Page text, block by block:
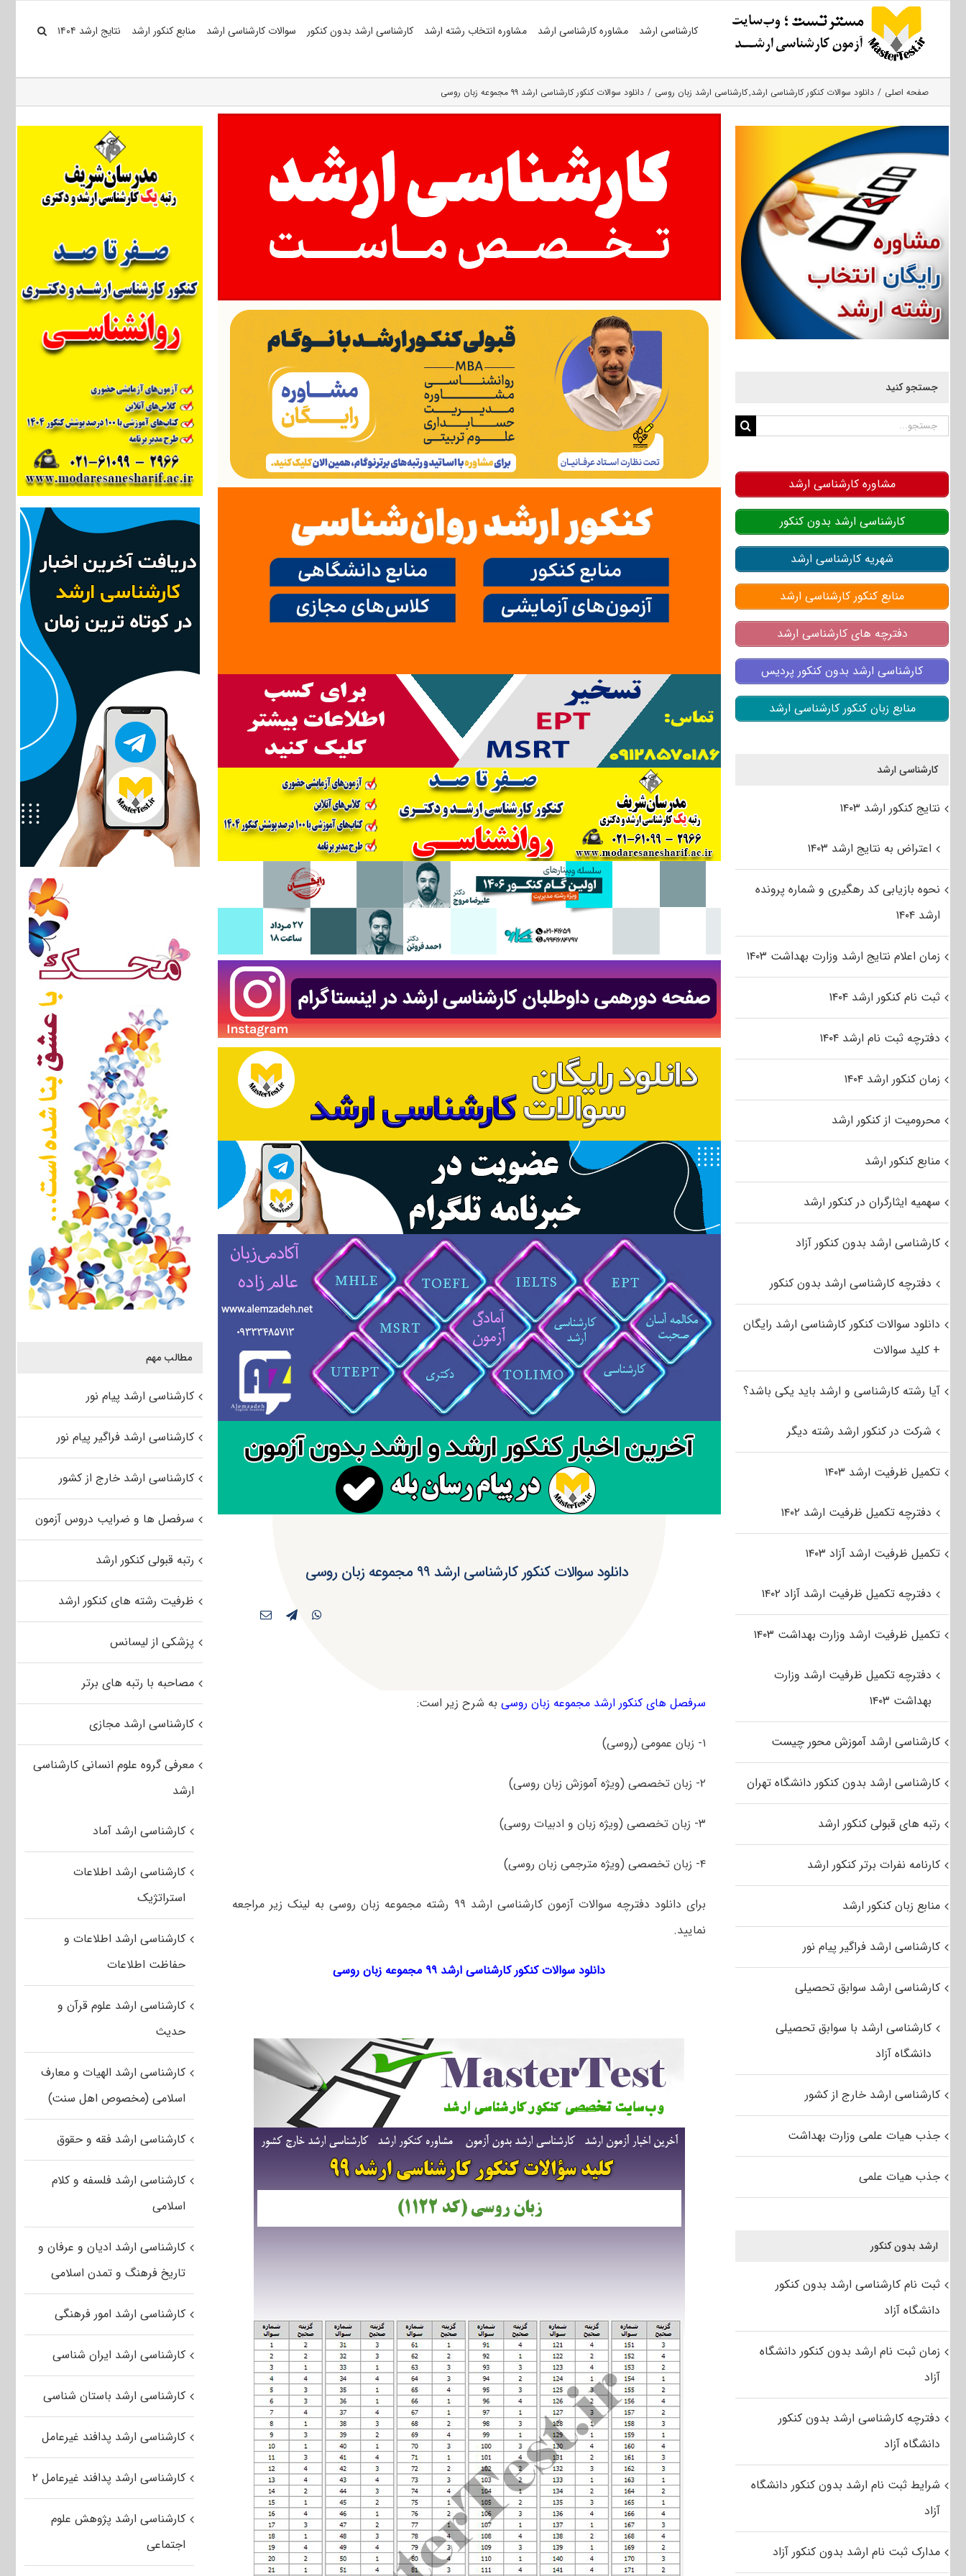
کارشناسی ارشد مشاوره کارشناسی ارشد مشاوره انتخاب رشته ارشد کارشناسی ارشد بدون کنکور سوالات کارشناسی ارشد منابع کنکور ارشد نتایج ارشد ۱۴۰۴
صفحه اصلی دانلود سوالات کنکور کارشناسی ارشد کارشناسی ارشد زبان روسی دانلود سوالات کنکور کارشناسی ارشد ۹۹ مجموعه زبان روسی
دانلود سوالات کنکور کارشناسی ارشد ۹۹ مجموعه زبان روسی
سرفصل های کنکور ارشد مجموعه زبان روسیبه شرح زیر است:
۱- زبان عمومی (روسی)
۲- زبان تخصصی (ویژه آموزش زبان روسی)
۳- زبان تخصصی (ویژه زبان و ادبیات روسی)
۴- زبان تخصصی (ویژه مترجمی زبان روسی)
برای دانلود دفترچه سوالات آزمون کارشناسی ارشد ۹۹ رشته مجموعه زبان روسی به لینک زیر مراجعه
نمایید.
دانلود سوالات کنکور کارشناسی ارشد ۹۹ مجموعه زبان روسی
مطالب مهم
کارشناسی ارشد پیام نور
کارشناسی ارشد فراگیر پیام نور
کارشناسی ارشد خارج از کشور
سرفصل ها و ضرایب دروس آزمون
رتبه قبولی کنکور ارشد
ظرفیت رشته های کنکور ارشد
پزشکی از لیسانس
مصاحبه با رتبه های برتر
کارشناسی ارشد مجازی
معرفی گروه علوم انسانی کارشناسی
ارشد
کارشناسی ارشد آماد
کارشناسی ارشد اطلاعات
استراتژیک
کارشناسی ارشد اطلاعات و
حفاظت اطلاعات
کارشناسی ارشد علوم قرآن و
حدیث
کارشناسی ارشد الهیات و معارف
اسلامی (مخصوص اهل سنت)
کارشناسی ارشد فقه و حقوق
کارشناسی ارشد فلسفه و کلام
اسلامی
کارشناسی ارشد ادیان و عرفان و
تاریخ فرهنگ و تمدن اسلامی
کارشناسی ارشد امور فرهنگی
کارشناسی ارشد ایران شناسی
کارشناسی ارشد باستان شناسی
کارشناسی ارشد پدافند غیرعامل
کارشناسی ارشد پدافند غیرعامل ۲
کارشناسی ارشد پژوهش علوم
اجتماعی
جستجو کنید
جستجو
مشاوره کارشناسی ارشد
کارشناسی ارشد بدون کنکور
شهریه کارشناسی ارشد
منابع کنکور کارشناسی ارشد
دفترچه های کارشناسی ارشد
کارشناسی ارشد بدون کنکور پردیس
منابع زبان کنکور کارشناسی ارشد
کارشناسی ارشد
نتایج کنکور ارشد ۱۴۰۳
اعتراض به نتایج ارشد ۱۴۰۳
نحوه بازیابی کد رهگیری و شماره پرونده
ارشد ۱۴۰۴
زمان اعلام نتایج ارشد وزارت بهداشت ۱۴۰۳
ثبت نام کنکور ارشد ۱۴۰۴
دفترچه ثبت نام ارشد ۱۴۰۴
زمان کنکور ارشد ۱۴۰۴
محرومیت از کنکور ارشد
منابع کنکور ارشد
سهمیه ایثارگران در کنکور ارشد
کارشناسی ارشد بدون کنکور آزاد
دفترچه کارشناسی ارشد بدون کنکور
دانلود سوالات کنکور کارشناسی ارشد رایگان
+ کلید سوالات
آیا رشته کارشناسی و ارشد باید یکی باشد؟
شرکت در کنکور ارشد رشته دیگر
تکمیل ظرفیت ارشد ۱۴۰۳
دفترچه تکمیل ظرفیت ارشد ۱۴۰۲
تکمیل ظرفیت ارشد آزاد ۱۴۰۳
دفترچه تکمیل ظرفیت ارشد آزاد ۱۴۰۲
تکمیل ظرفیت ارشد وزارت بهداشت ۱۴۰۳
دفترچه تکمیل ظرفیت ارشد وزارت
بهداشت ۱۴۰۳
کارشناسی ارشد آموزش محور چیست
کارشناسی ارشد بدون کنکور دانشگاه تهران
رتبه های قبولی کنکور ارشد
کارنامه نفرات برتر کنکور ارشد
منابع زبان کنکور ارشد
کارشناسی ارشد فراگیر پیام نور
کارشناسی ارشد سوابق تحصیلی
کارشناسی ارشد با سوابق تحصیلی
دانشگاه آزاد
کارشناسی ارشد خارج از کشور
جذب هیات علمی وزارت بهداشت
جذب هیات علمی
ارشد بدون کنکور
ثبت نام کارشناسی ارشد بدون کنکور
دانشگاه آزاد
زمان ثبت نام ارشد بدون کنکور دانشگاه
آزاد
دفترچه کارشناسی ارشد بدون کنکور
دانشگاه آزاد
شرایط ثبت نام ارشد بدون کنکور دانشگاه
آزاد
مدارک ثبت نام ارشد بدون کنکور آزاد